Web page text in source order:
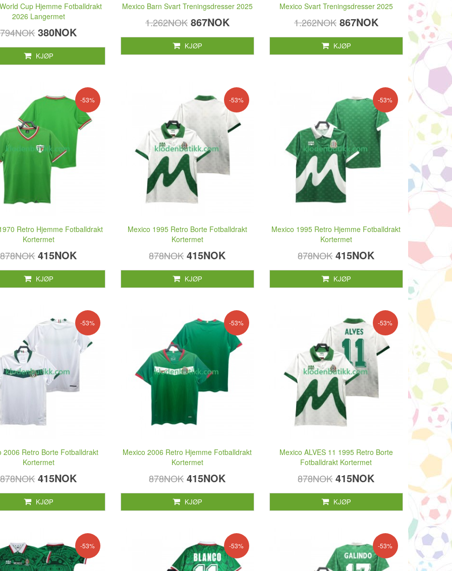
Cup Hjemme Fotballdrakt
2026 Langermet
794NOK 380NOK
KJØP
Mexico Barn Svart Treningsdresser 2025
1.262NOK 867NOK
KJØP
Mexico Svart Treningsdresser 2025
1.262NOK 867NOK
KJØP
-53%
Retro Hjemme Fotballdrakt
Kortermet
878NOK 415NOK
KJØP
-53%
Mexico 1995 Retro Borte Fotballdrakt
Kortermet
878NOK 415NOK
KJØP
-53%
Mexico 1995 Retro Hjemme Fotballdrakt
Kortermet
878NOK 415NOK
KJØP
-53%
2006 Retro Borte Fotballdrakt
Kortermet
878NOK 415NOK
KJØP
-53%
Mexico 2006 Retro Hjemme Fotballdrakt
Kortermet
878NOK 415NOK
KJØP
-53%
Mexico ALVES 11 1995 Retro Borte
Fotballdrakt Kortermet
878NOK 415NOK
KJØP
-53% -53% -53%